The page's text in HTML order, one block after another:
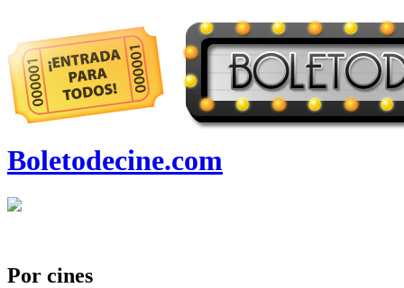
Boletodecine.com
Por cines